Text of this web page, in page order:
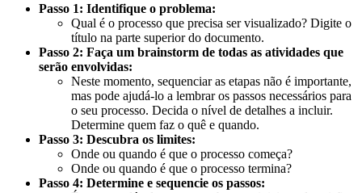
Passo 1: Identifique o problema:
Qual é o processo que precisa ser visualizado? Digite o
título na parte superior do documento.
Passo 2: Faça um brainstorm de todas as atividades que
serão envolvidas:
Neste momento, sequenciar as etapas não é importante,
mas pode ajudá-lo a lembrar os passos necessários para
o seu processo. Decida o nível de detalhes a incluir.
Determine quem faz o quê e quando.
Passo 3: Descubra os limites:
Onde ou quando é que o processo começa?
Onde ou quando é que o processo termina?
Passo 4: Determine e sequencie os passos: